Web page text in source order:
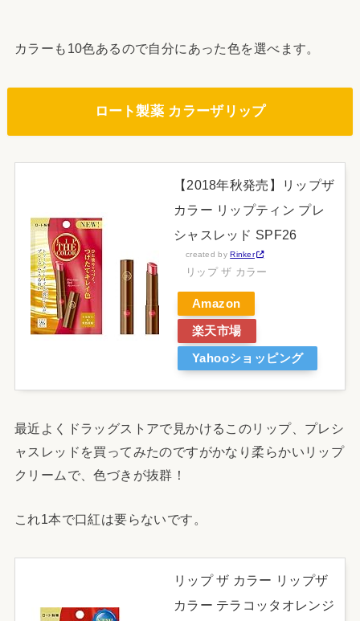
カラーも10色あるので自分にあった色を選べます。
ロート製薬 カラーザリップ
【2018年秋発売】リップザ
カラー リップティン プレ
シャスレッド SPF26
created byRinker
リップ ザ カラー
Amazon
楽天市場
Yahooショッピング
最近よくドラッグストアで見かけるこのリップ、プレシ
ャスレッドを買ってみたのですがかなり柔らかいリップ
クリームで、色づきが抜群！
これ1本で口紅は要らないです。
リップ ザ カラー リップザ
カラー テラコッタオレンジ